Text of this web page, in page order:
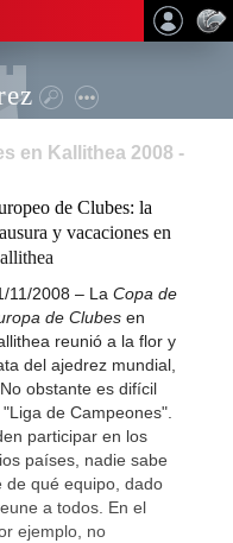
en Kallithea 2008 -
de Clubes: la
y vacaciones en
11/2008 – La Copa de
de Clubes en
reunió a la flor y
del ajedrez mundial,
obstante es difícil
de Campeones".
participar en los
países, nadie sabe
de qué equipo, dado
a todos. En el
ejemplo, no